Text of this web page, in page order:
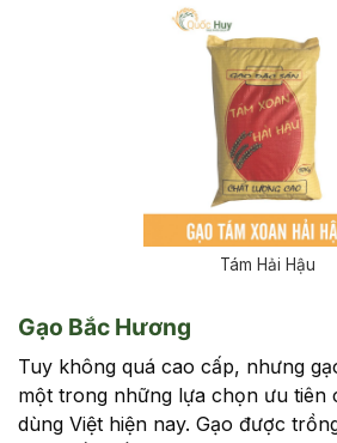
Tám Hải Hậu
Gạo Bắc Hương
Tuy không quá cao cấp, nhưng
một trong những lựa chọn ưu tiên
dùng Việt hiện nay. Gạo được